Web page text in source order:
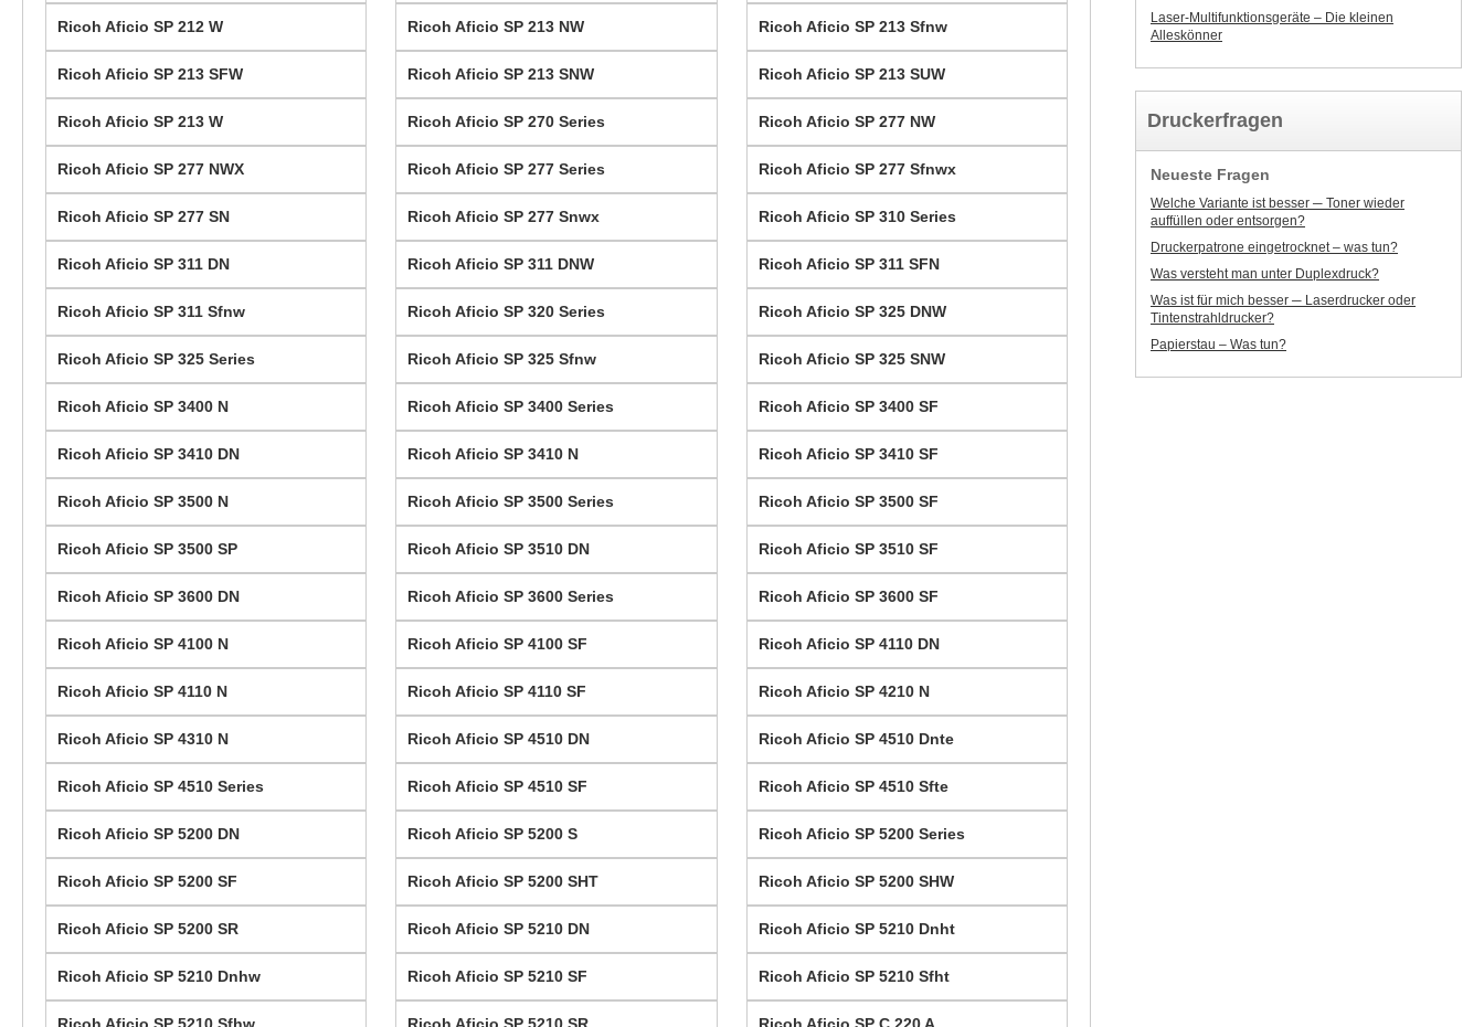
Laser-Multifunktionsgeräte – Die kleinen
Alleskönner
Druckerfragen
Neueste Fragen
Welche Variante ist besser ─ Toner wieder
auffüllen oder entsorgen?
Druckerpatrone eingetrocknet – was tun?
Was versteht man unter Duplexdruck?
Was ist für mich besser ─ Laserdrucker oder
Tintenstrahldrucker?
Papierstau – Was tun?
Ricoh Aficio SP 212 W Ricoh Aficio SP 213 NW Ricoh Aficio SP 213 Sfnw
Ricoh Aficio SP 213 SFW Ricoh Aficio SP 213 SNW Ricoh Aficio SP 213 SUW
Ricoh Aficio SP 213 W Ricoh Aficio SP 270 Series Ricoh Aficio SP 277 NW
Ricoh Aficio SP 277 NWX Ricoh Aficio SP 277 Series Ricoh Aficio SP 277 Sfnwx
Ricoh Aficio SP 277 SN Ricoh Aficio SP 277 Snwx Ricoh Aficio SP 310 Series
Ricoh Aficio SP 311 DN Ricoh Aficio SP 311 DNW Ricoh Aficio SP 311 SFN
Ricoh Aficio SP 311 Sfnw Ricoh Aficio SP 320 Series Ricoh Aficio SP 325 DNW
Ricoh Aficio SP 325 Series Ricoh Aficio SP 325 Sfnw Ricoh Aficio SP 325 SNW
Ricoh Aficio SP 3400 N Ricoh Aficio SP 3400 Series Ricoh Aficio SP 3400 SF
Ricoh Aficio SP 3410 DN Ricoh Aficio SP 3410 N Ricoh Aficio SP 3410 SF
Ricoh Aficio SP 3500 N Ricoh Aficio SP 3500 Series Ricoh Aficio SP 3500 SF
Ricoh Aficio SP 3500 SP Ricoh Aficio SP 3510 DN Ricoh Aficio SP 3510 SF
Ricoh Aficio SP 3600 DN Ricoh Aficio SP 3600 Series Ricoh Aficio SP 3600 SF
Ricoh Aficio SP 4100 N Ricoh Aficio SP 4100 SF Ricoh Aficio SP 4110 DN
Ricoh Aficio SP 4110 N Ricoh Aficio SP 4110 SF Ricoh Aficio SP 4210 N
Ricoh Aficio SP 4310 N Ricoh Aficio SP 4510 DN Ricoh Aficio SP 4510 Dnte
Ricoh Aficio SP 4510 Series Ricoh Aficio SP 4510 SF Ricoh Aficio SP 4510 Sfte
Ricoh Aficio SP 5200 DN Ricoh Aficio SP 5200 S Ricoh Aficio SP 5200 Series
Ricoh Aficio SP 5200 SF Ricoh Aficio SP 5200 SHT Ricoh Aficio SP 5200 SHW
Ricoh Aficio SP 5200 SR Ricoh Aficio SP 5210 DN Ricoh Aficio SP 5210 Dnht
Ricoh Aficio SP 5210 Dnhw Ricoh Aficio SP 5210 SF Ricoh Aficio SP 5210 Sfht